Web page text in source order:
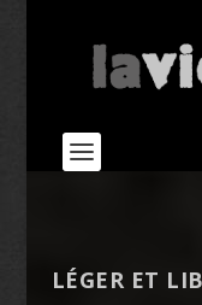
LÉGER ET